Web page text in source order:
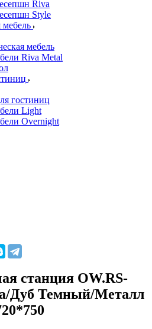
Riva
Style
мебель
мебель
Riva Metal
гостиниц
Light
Overnight
станция OW.RS-
Дуб Темный/Металл